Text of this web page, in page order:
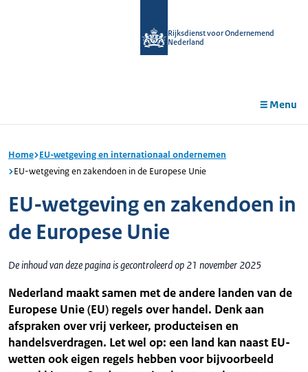
Rijksdienst voor Ondernemend
Nederland
Menu
Home EU-wetgeving en internationaal ondernemen
EU-wetgeving en zakendoen in de Europese Unie
EU-wetgeving en zakendoen in
de Europese Unie
De inhoud van deze pagina is gecontroleerd op 21 november 2025
Nederland maakt samen met de andere landen van de
Europese Unie (EU) regels over handel. Denk aan
afspraken over vrij verkeer, producteisen en
handelsverdragen. Let wel op: een land kan naast EU-
wetten ook eigen regels hebben voor bijvoorbeeld